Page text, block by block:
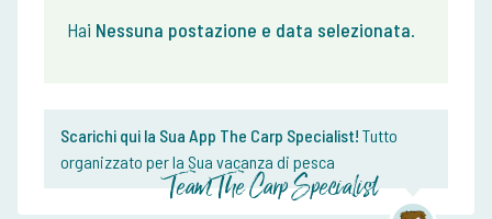
Hai Nessuna postazione e data selezionata.
Scarichi qui la Sua App The Carp Specialist! Tutto
organizzato per la Sua vacanza di pesca
Team The Carp Specialist